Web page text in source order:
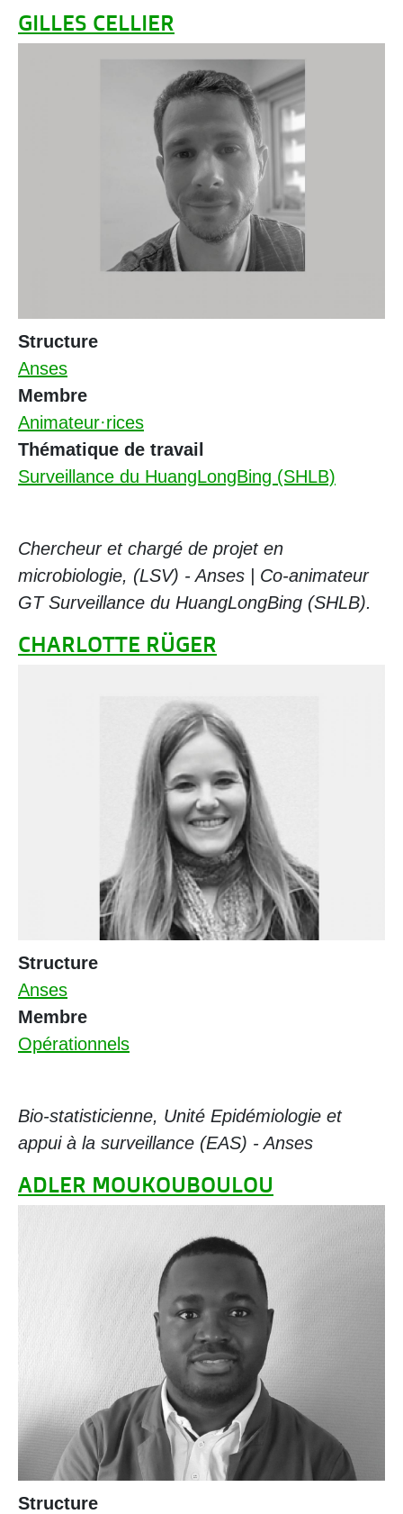
GILLES CELLIER
Structure
Anses
Membre
Animateur·rices
Thématique de travail
Surveillance du HuangLongBing (SHLB)
Chercheur et chargé de projet en
microbiologie, (LSV) - Anses | Co-animateur
GT Surveillance du HuangLongBing (SHLB).
CHARLOTTE RÜGER
Structure
Anses
Membre
Opérationnels
Bio-statisticienne, Unité Epidémiologie et
appui à la surveillance (EAS) - Anses
ADLER MOUKOUBOULOU
Structure